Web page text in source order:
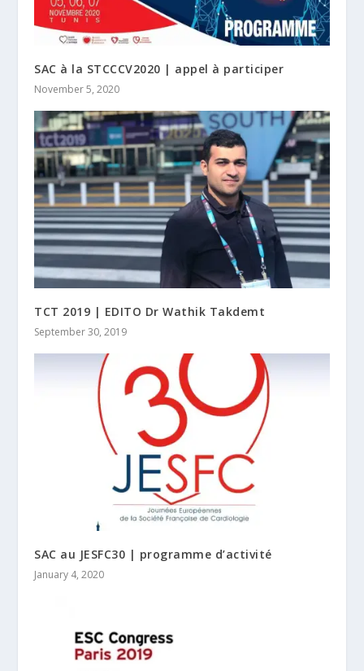
SAC à la STCCCV2020 | appel à participer
November 5, 2020
TCT 2019 | EDITO Dr Wathik Takdemt
September 30, 2019
SAC au JESFC30 | programme d’activité
January 4, 2020